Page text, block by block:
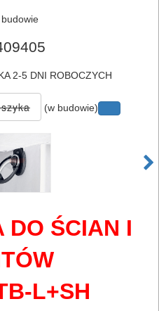
2-5 DNI ROBOCZYCH
(w budowie)
DO ŚCIAN I
L+SH